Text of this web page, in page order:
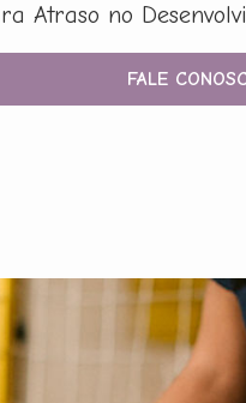
Atraso no
FALE